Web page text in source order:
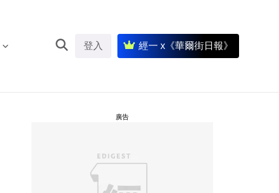
登入 經一 x《華爾街日報》
廣告